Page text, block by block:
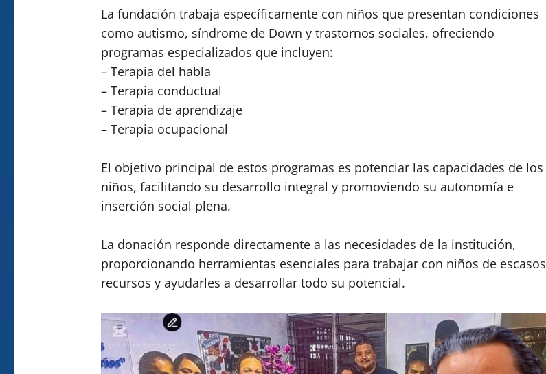
La fundación trabaja específicamente con niños que presentan condiciones
como autismo, síndrome de Down y trastornos sociales, ofreciendo
programas especializados que incluyen:
– Terapia del habla
– Terapia conductual
– Terapia de aprendizaje
– Terapia ocupacional
El objetivo principal de estos programas es potenciar las capacidades de los
niños, facilitando su desarrollo integral y promoviendo su autonomía e
inserción social plena.
La donación responde directamente a las necesidades de la institución,
proporcionando herramientas esenciales para trabajar con niños de escasos
recursos y ayudarles a desarrollar todo su potencial.